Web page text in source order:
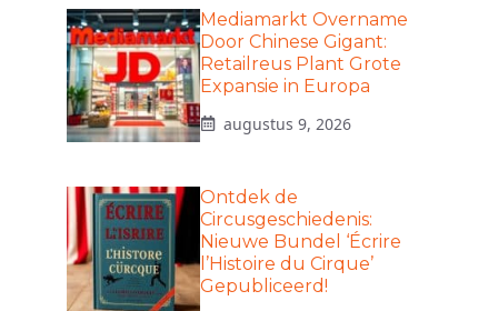
Mediamarkt Overname
Door Chinese Gigant:
Retailreus Plant Grote
Expansie in Europa
augustus 9, 2026
Ontdek de
Circusgeschiedenis:
Nieuwe Bundel ‘Écrire
l’Histoire du Cirque’
Gepubliceerd!